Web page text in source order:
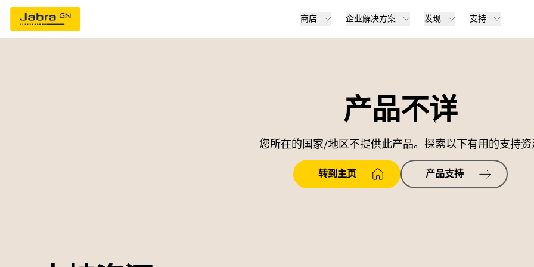
商店 企业解决方案 发现 支持
产品不详
您所在的国家/地区不提供此产品。探索以下有用的支持资
转到主页 产品支持